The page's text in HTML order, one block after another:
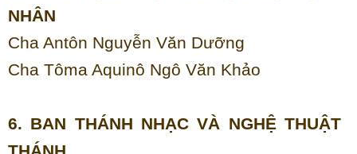
NHÂN
Cha Antôn Nguyễn Văn Dưỡng
Cha Tôma Aquinô Ngô Văn Khảo
6. BAN THÁNH NHẠC VÀ NGHỆ THUẬT